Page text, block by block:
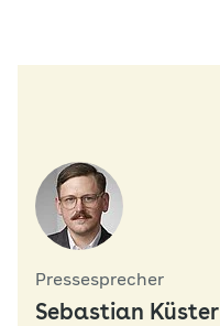
Pressesprecher
Sebastian Küster